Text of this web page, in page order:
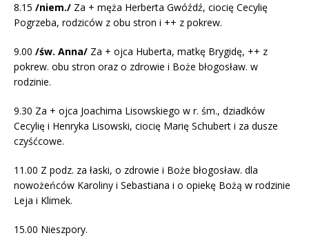
8.15 /niem./ Za + męża Herberta Gwóźdź, ciocię Cecylię
Pogrzeba, rodziców z obu stron i ++ z pokrew.
9.00 /św. Anna/ Za + ojca Huberta, matkę Brygidę, ++ z
pokrew. obu stron oraz o zdrowie i Boże błogosław. w
rodzinie.
9.30 Za + ojca Joachima Lisowskiego w r. śm., dziadków
Cecylię i Henryka Lisowski, ciocię Marię Schubert i za dusze
czyśćcowe.
11.00 Z podz. za łaski, o zdrowie i Boże błogosław. dla
nowożeńców Karoliny i Sebastiana i o opiekę Bożą w rodzinie
Leja i Klimek.
15.00 Nieszpory.